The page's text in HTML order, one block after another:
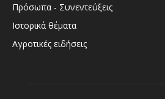
Πρόσωπα - Συνεντεύξεις
Ιστορικά θέματα
Αγροτικές ειδήσεις